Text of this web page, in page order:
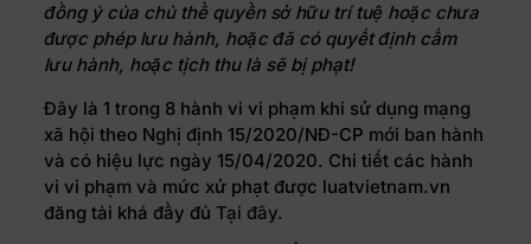
đồng ý của chủ thể quyền sở hữu trí tuệ hoặc chưa
được phép lưu hành, hoặc đã có quyết định cấm
lưu hành, hoặc tịch thu là sẽ bị phạt!
Đây là 1 trong 8 hành vi vi phạm khi sử dụng mạng
xã hội theo Nghị định 15/2020/NĐ-CP mới ban hành
và có hiệu lực ngày 15/04/2020. Chi tiết các hành
vi vi phạm và mức xử phạt được luatvietnam.vn
đăng tải khá đầy đủ Tại đây.